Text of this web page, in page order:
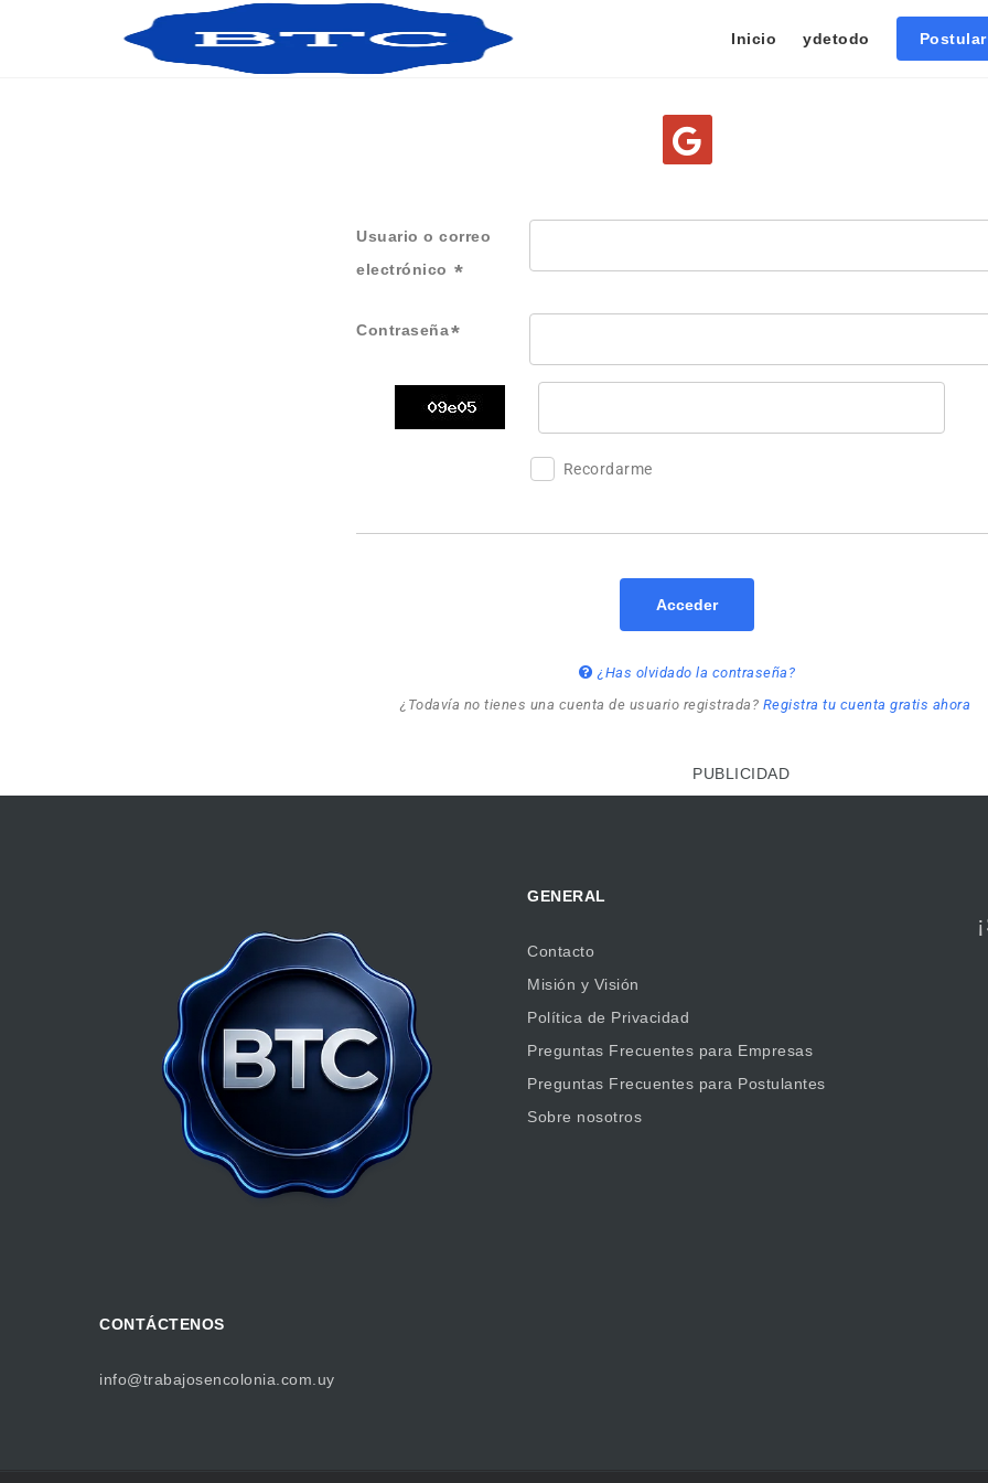
Inicio ydetodo
Usuario o correo
electrónico
Contraseña
Recordarme
Acceder
¿Has olvidado la contraseña?
¿Todavía no tienes una cuenta de usuario registrada? Registra tu cuenta gratis ahora
PUBLICIDAD
CONTÁCTENOS
info@trabajosencolonia.com.uy
GENERAL
Contacto
Misión y Visión
Política de Privacidad
Preguntas Frecuentes para Empresas
Preguntas Frecuentes para Postulantes
Sobre nosotros